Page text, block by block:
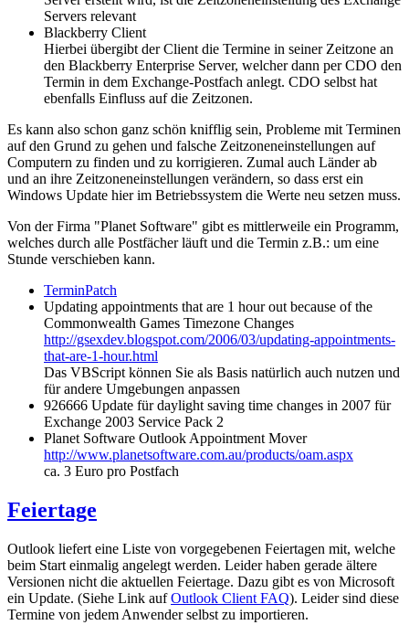
Servers relevant
Blackberry Client
Hierbei übergibt der Client die Termine in seiner Zeitzone an
den Blackberry Enterprise Server, welcher dann per CDO den
Termin in dem Exchange-Postfach anlegt. CDO selbst hat
ebenfalls Einfluss auf die Zeitzonen.
Es kann also schon ganz schön knifflig sein, Probleme mit Terminen
auf den Grund zu gehen und falsche Zeitzoneneinstellungen auf
Computern zu finden und zu korrigieren. Zumal auch Länder ab
und an ihre Zeitzoneneinstellungen verändern, so dass erst ein
Windows Update hier im Betriebssystem die Werte neu setzen muss.
Von der Firma "Planet Software" gibt es mittlerweile ein Programm,
welches durch alle Postfächer läuft und die Termin z.B.: um eine
Stunde verschieben kann.
TerminPatch
Updating appointments that are 1 hour out because of the
Commonwealth Games Timezone Changes
http://gsexdev.blogspot.com/2006/03/updating-appointments-
that-are-1-hour.html
Das VBScript können Sie als Basis natürlich auch nutzen und
für andere Umgebungen anpassen
926666 Update für daylight saving time changes in 2007 für
Exchange 2003 Service Pack 2
Planet Software Outlook Appointment Mover
http://www.planetsoftware.com.au/products/oam.aspx
ca. 3 Euro pro Postfach
Feiertage
Outlook liefert eine Liste von vorgegebenen Feiertagen mit, welche
beim Start einmalig angelegt werden. Leider haben gerade ältere
Versionen nicht die aktuellen Feiertage. Dazu gibt es von Microsoft
ein Update. (Siehe Link aufOutlook Client FAQ). Leider sind diese
Termine von jedem Anwender selbst zu importieren.